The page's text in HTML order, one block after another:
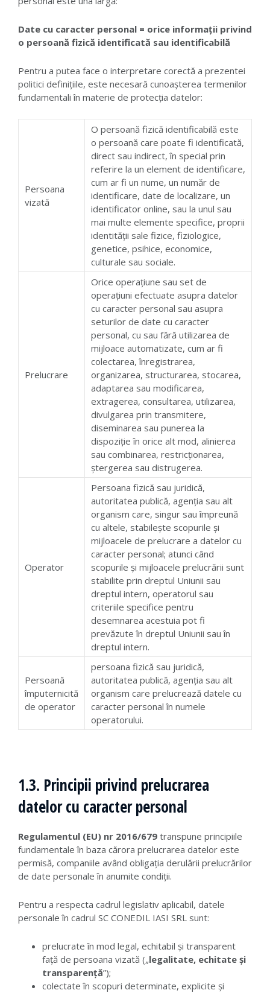
Date cu caracter personal = orice informații privind
o persoană fizică identificată sau identificabilă
Pentru a putea face o interpretare corectă a prezentei
politici definițiile, este necesară cunoașterea termenilor
fundamentali în materie de protecția datelor:
Persoana
vizată
O persoană fizică identificabilă este
o persoană care poate fi identificată,
direct sau indirect, în special prin
referire la un element de identificare,
cum ar fi un nume, un număr de
identificare, date de localizare, un
identificator online, sau la unul sau
mai multe elemente specifice, proprii
identității sale fizice, fiziologice,
genetice, psihice, economice,
culturale sau sociale.
Prelucrare
Orice operațiune sau set de
operațiuni efectuate asupra datelor
cu caracter personal sau asupra
seturilor de date cu caracter
personal, cu sau fără utilizarea de
mijloace automatizate, cum ar fi
colectarea, înregistrarea,
organizarea, structurarea, stocarea,
adaptarea sau modificarea,
extragerea, consultarea, utilizarea,
divulgarea prin transmitere,
diseminarea sau punerea la
dispoziție în orice alt mod, alinierea
sau combinarea, restricționarea,
ștergerea sau distrugerea.
Operator
Persoana fizică sau juridică,
autoritatea publică, agenția sau alt
organism care, singur sau împreună
cu altele, stabilește scopurile și
mijloacele de prelucrare a datelor cu
caracter personal; atunci când
scopurile și mijloacele prelucrării sunt
stabilite prin dreptul Uniunii sau
dreptul intern, operatorul sau
criteriile specifice pentru
desemnarea acestuia pot fi
prevăzute în dreptul Uniunii sau în
dreptul intern.
Persoană
împuternicită
de operator
persoana fizică sau juridică,
autoritatea publică, agenția sau alt
organism care prelucrează datele cu
caracter personal în numele
operatorului.
1.3. Principii privind prelucrarea
datelor cu caracter personal
Regulamentul (EU) nr 2016/679 transpune principiile
fundamentale în baza cărora prelucrarea datelor este
permisă, companiile având obligația derulării prelucrărilor
de date personale în anumite condiții.
Pentru a respecta cadrul legislativ aplicabil, datele
personale în cadrul SC CONEDIL IASI SRL sunt:
prelucrate în mod legal, echitabil și transparent
față de persoana vizată („legalitate, echitate și
transparență”);
colectate în scopuri determinate, explicite și